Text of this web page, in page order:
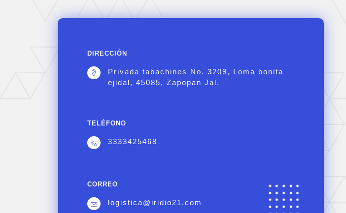
DIRECCIÓN
Privada tabachines No. 3209, Loma bonita
ejidal, 45085, Zapopan Jal.
TELÉFONO
3333425468
CORREO
logistica@iridio21.com